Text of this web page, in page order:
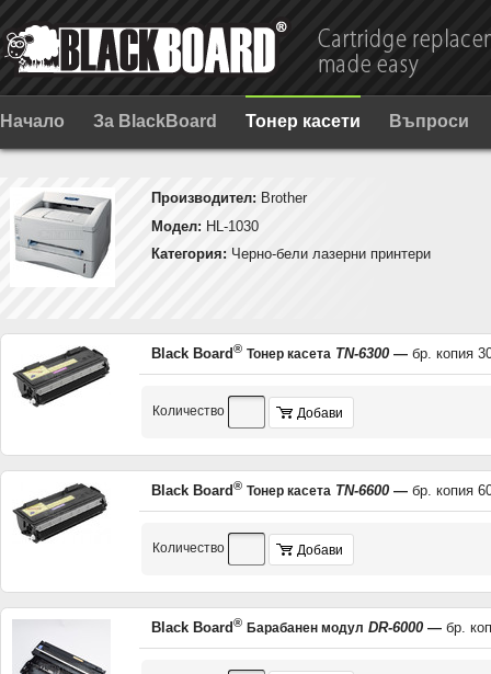
Начало За BlackBoard Тонер касети Въпроси
Производител:Brother
Модел: HL-1030
Категория:Черно-бели лазерни принтери
Black Board® Тонер касета TN-6300— бр. копия
Количество Добави
Black Board® Тонер касета TN-6600— бр. копия
Количество Добави
Black Board® Барабанен модул DR-6000— бр.